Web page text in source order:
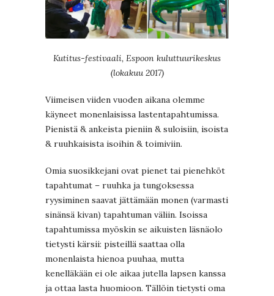
Kutitus-festivaali, Espoon kuluttuurikeskus
(lokakuu 2017)
Viimeisen viiden vuoden aikana olemme
käyneet monenlaisissa lastentapahtumissa.
Pienistä & ankeista pieniin & suloisiin, isoista
& ruuhkaisista isoihin & toimiviin.
Omia suosikkejani ovat pienet tai pienehköt
tapahtumat – ruuhka ja tungoksessa
ryysiminen saavat jättämään monen (varmasti
sinänsä kivan) tapahtuman väliin. Isoissa
tapahtumissa myöskin se aikuisten läsnäolo
tietysti kärsii: pisteillä saattaa olla
monenlaista hienoa puuhaa, mutta
kenelläkään ei ole aikaa jutella lapsen kanssa
ja ottaa lasta huomioon. Tällöin tietysti oma